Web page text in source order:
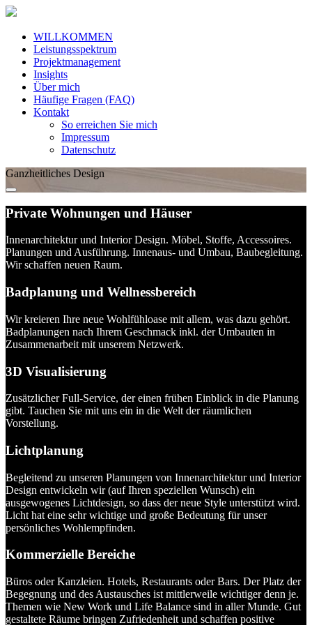
WILLKOMMEN
Leistungsspektrum
Projektmanagement
Insights
Über mich
Häufige Fragen (FAQ)
Kontakt
So erreichen Sie mich
Impressum
Datenschutz
Ganzheitliches Design
Private Wohnungen und Häuser
Innenarchitektur und Interior Design. Möbel, Stoffe, Accessoires.
Planungen und Ausführung. Innenaus- und Umbau, Baubegleitung.
Wir schaffen neuen Raum.
Badplanung und Wellnessbereich
Wir kreieren Ihre neue Wohlfühloase mit allem, was dazu gehört.
Badplanungen nach Ihrem Geschmack inkl. der Umbauten in
Zusammenarbeit mit unserem Netzwerk.
3D Visualisierung
Zusätzlicher Full-Service, der einen frühen Einblick in die Planung
gibt. Tauchen Sie mit uns ein in die Welt der räumlichen
Vorstellung.
Lichtplanung
Begleitend zu unseren Planungen von Innenarchitektur und Interior
Design entwickeln wir (auf Ihren speziellen Wunsch) ein
ausgewogenes Lichtdesign, so dass der neue Style unterstützt wird.
Licht hat eine sehr wichtige und große Bedeutung für unser
persönliches Wohlempfinden.
Kommerzielle Bereiche
Büros oder Kanzleien. Hotels, Restaurants oder Bars. Der Platz der
Begegnung und des Austausches ist mittlerweile wichtiger denn je.
Themen wie New Work und Life Balance sind in aller Munde. Gut
gestaltete Räume bringen Zufriedenheit und schaffen positive